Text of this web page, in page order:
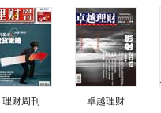
理财周刊 卓越理财